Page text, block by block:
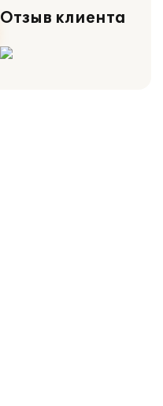
Отзыв клиента